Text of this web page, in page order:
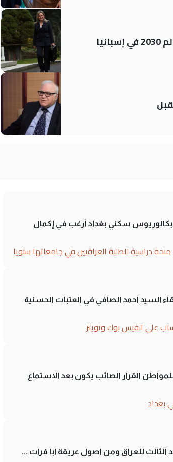
بكالوريوس سكني بغداد أرغب في إكمال
السيد احمد الصافي في العتبات الحسنية
على الفيس بوك وتويتر
القرار الصائب يكون بعد الاستماع
بغداد
للعراق ومن اصول عريقة ابا فرات ...